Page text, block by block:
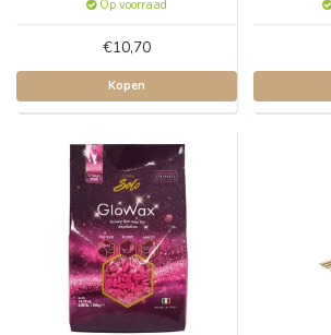
Op voorraad
€10,70
Kopen